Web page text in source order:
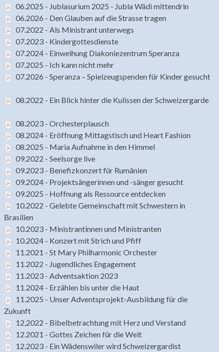
06.2025 - Jublasurium 2025 - Jubla Wädi mittendrin
06.2026 - Den Glauben auf die Strasse tragen
07.2022 - Als Ministrant unterwegs
07.2023 - Kindergottesdienste
07.2024 - Einweihung Diakoniezentrum Speranza
07.2025 - Ich kann nicht mehr
07.2026 - Speranza – Spielzeugspenden für Kinder gesucht
08.2022 - Ein Blick hinter die Kulissen der Schweizergarde
08.2023 - Orchesterplausch
08.2024 - Eröffnung Mittagstisch und Heart Fashion
08.2025 - Maria Aufnahme in den Himmel
09.2022 - Seelsorge live
09.2023 - Benefizkonzert für Rumänien
09.2024 - Projektsängerinnen und -sänger gesucht
09.2025 - Hoffnung als Ressource entdecken
10.2022 - Gelebte Gemeinschaft mit Schwestern in
Brasilien
10.2023 - Ministrantinnen und Ministranten
10.2024 - Konzert mit Strich und Pfiff
11.2021 - St Mary Philharmonic Orchester
11.2022 - Jugendliches Engagement
11.2023 - Adventsaktion 2023
11.2024 - Erzählen bis unter die Haut
11.2025 - Unser Adventsprojekt-Ausbildung für die
Zukunft
12,2022 - Bibelbetrachtung mit Herz und Verstand
12.2021 - Gottes Zeichen für die Welt
12.2023 - Ein Wädenswiler wird Schweizergardist